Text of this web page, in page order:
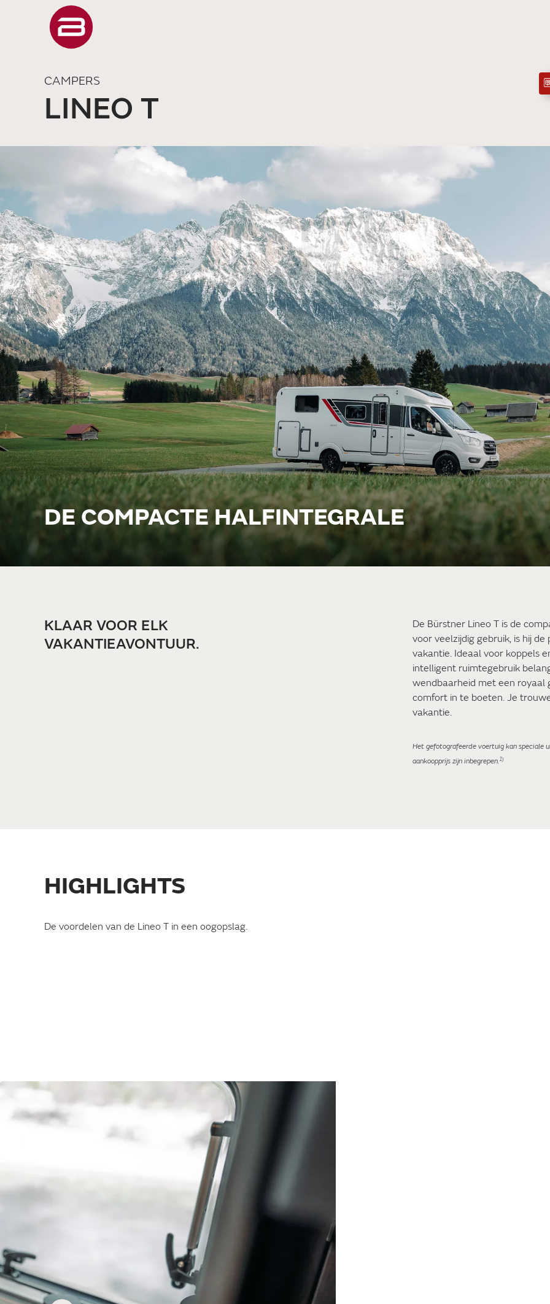
CAMPERS
LINEO T
DE COMPACTE HALFINTEGRALE
KLAAR VOOR ELK
VAKANTIEAVONTUUR.
De Bürstner Lineo T is de
voor veelzijdig gebruik, is hij
vakantie. Ideaal voor koppels
intelligent ruimtegebruik
wendbaarheid met een royaal
comfort in te boeten. Je
vakantie.
Het gefotografeerde voertuig kan speciale
aankoopprijs zijn inbegrepen.1)
HIGHLIGHTS
De voordelen van de Lineo T in een oogopslag.
LUCHTIG